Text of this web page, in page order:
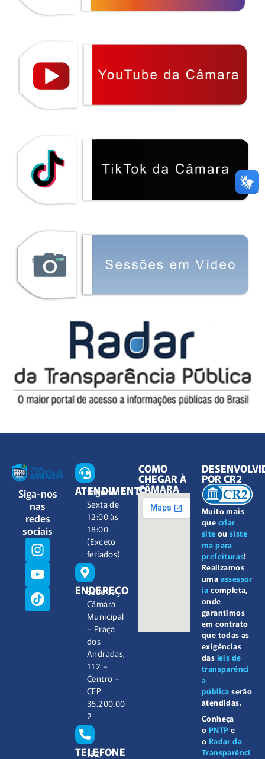
Siga-nos
nas
redes
sociais
ATENDIMENTO
Segunda à
Sexta de
12:00 às
18:00
(Exceto
feriados)
ENDEREÇO
Sede da
Câmara
Municipal
– Praça
dos
Andradas,
112 –
Centro –
CEP
36.200.00
2
TELEFONE
(32)
COMO
CHEGAR À
CÂMARA
Muito mais
que criar
site ousiste
ma para
prefeituras!
Realizamos
uma assessor
ia completa,
onde
garantimos
em contrato
que todas as
exigências
das leis de
transparênci
a
pública serão
atendidas.
Conheça
o PNTP e
o Radar da
Transparênci
POR CR2